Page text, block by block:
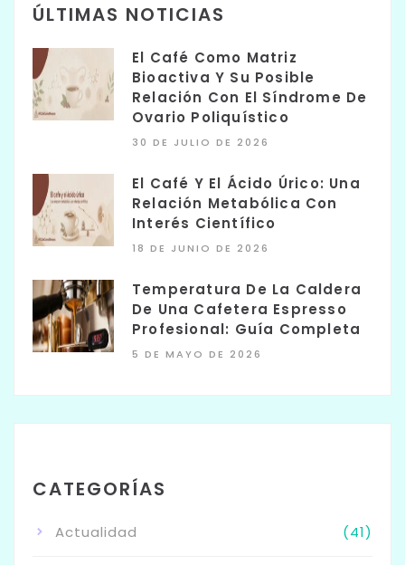
ÚLTIMAS NOTICIAS
El Café Como Matriz
Bioactiva Y Su Posible
Relación Con El Síndrome De
Ovario Poliquístico
30 DE JULIO DE 2026
El Café Y El Ácido Úrico: Una
Relación Metabólica Con
Interés Científico
18 DE JUNIO DE 2026
Temperatura De La Caldera
De Una Cafetera Espresso
Profesional: Guía Completa
5 DE MAYO DE 2026
CATEGORÍAS
Actualidad (41)